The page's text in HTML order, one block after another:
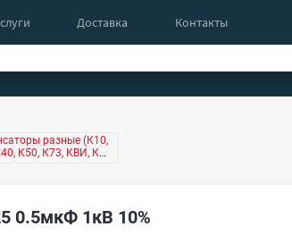
Доставка Контакты
разные (К10,
К50, К73, КВИ, КМ,
0.5мкФ 1кВ 10%